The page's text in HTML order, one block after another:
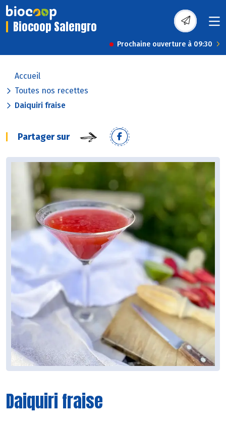
Biocoop Salengro
Prochaine ouverture à 09:30
Accueil
Toutes nos recettes
Daiquiri fraise
Partager sur
Daiquiri fraise